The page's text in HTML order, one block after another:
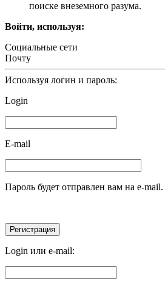
поиске внеземного разума.
Войти, используя:
Социальные сети
Почту
Используя логин и пароль:
Login
E-mail
Пароль будет отправлен вам на e-mail.
Login или e-mail: